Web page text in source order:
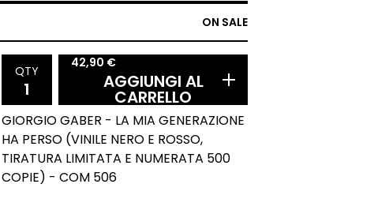
ON SALE
QTY
42,90 €
AGGIUNGI AL
CARRELLO
GIORGIO GABER - LA MIA GENERAZIONE
HA PERSO (VINILE NERO E ROSSO,
TIRATURA LIMITATA E NUMERATA 500
COPIE) - COM 506